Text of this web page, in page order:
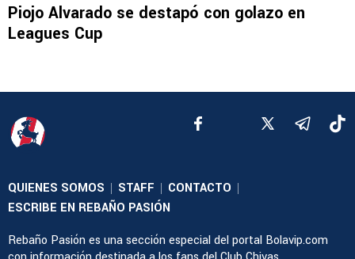
Piojo Alvarado se destapó con golazo en
Leagues Cup
QUIENES SOMOS | STAFF | CONTACTO |
ESCRIBE EN REBAÑO PASIÓN
Rebaño Pasión es una sección especial del portal Bolavip.com